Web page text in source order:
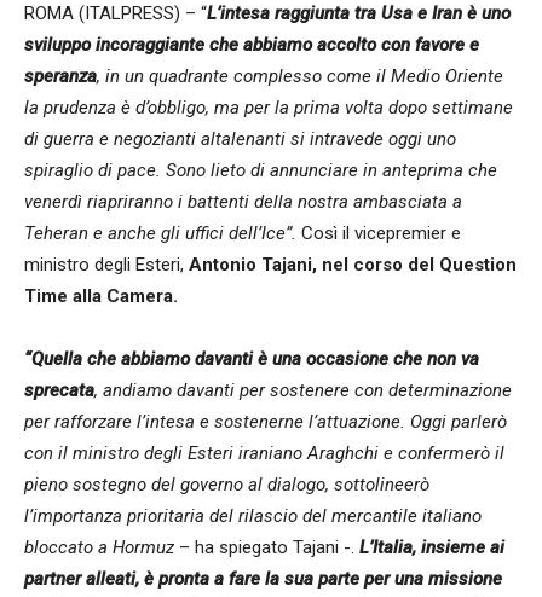
ROMA (ITALPRESS) – “L’intesa raggiunta tra Usa e Iran è uno
sviluppo incoraggiante che abbiamo accolto con favore e
speranza, in un quadrante complesso come il Medio Oriente
la prudenza è d’obbligo, ma per la prima volta dopo settimane
di guerra e negozianti altalenanti si intravede oggi uno
spiraglio di pace. Sono lieto di annunciare in anteprima che
venerdì riapriranno i battenti della nostra ambasciata a
Teheran e anche gli uffici dell’Ice”. Così il vicepremier e
ministro degli Esteri, Antonio Tajani, nel corso del Question
Time alla Camera.
“Quella che abbiamo davanti è una occasione che non va
sprecata, andiamo davanti per sostenere con determinazione
per rafforzare l’intesa e sostenerne l’attuazione. Oggi parlerò
con il ministro degli Esteri iraniano Araghchi e confermerò il
pieno sostegno del governo al dialogo, sottolineerò
l’importanza prioritaria del rilascio del mercantile italiano
bloccato a Hormuz – ha spiegato Tajani -. L’Italia, insieme ai
partner alleati, è pronta a fare la sua parte per una missione